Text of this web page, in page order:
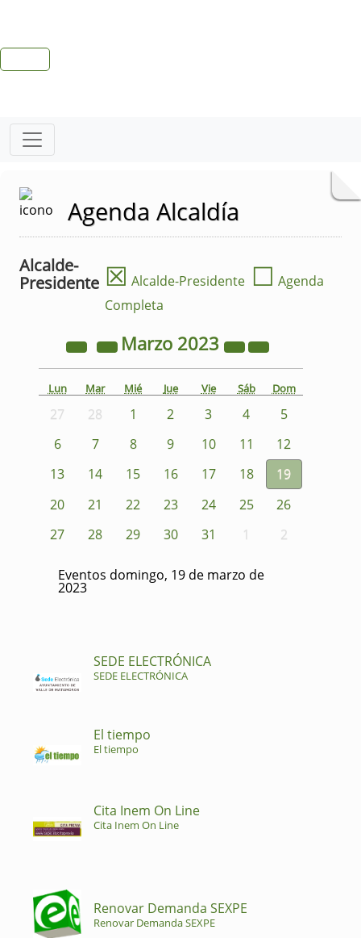
Agenda Alcaldía
Alcalde-
Presidente ☒ Alcalde-Presidente ☐ Agenda
Completa
Marzo 2023
Lun Mar Mié Jue Vie Sáb Dom
27 28 1 2 3 4
5
6
7 8 9 10 11
12
13
14 15 16 17 18
19
20
21 22 23 24 25
26
27
28 29 30 31 1 2
Eventos domingo, 19 de marzo de
2023
SEDE ELECTRÓNICA
SEDE ELECTRÓNICA
El tiempo
El tiempo
Cita Inem On Line
Cita Inem On Line
Renovar Demanda SEXPE
Renovar Demanda SEXPE